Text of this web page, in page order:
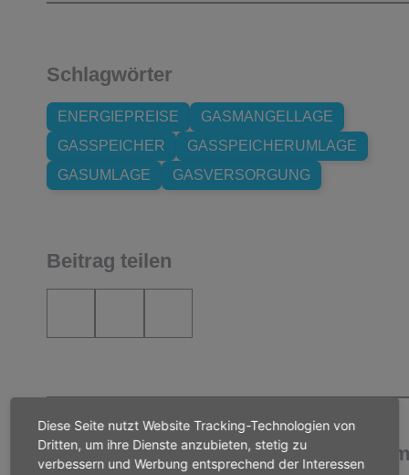
Schlagwörter
ENERGIEPREISE
GASMANGELLAGE
GASSPEICHER
GASSPEICHERUMLAGE
GASUMLAGE
GASVERSORGUNG
Beitrag teilen
Weitere Pressemitteilungen zum
Diese Seite nutzt Website Tracking-Technologien von
Dritten, um ihre Dienste anzubieten, stetig zu
verbessern und Werbung entsprechend der Interessen